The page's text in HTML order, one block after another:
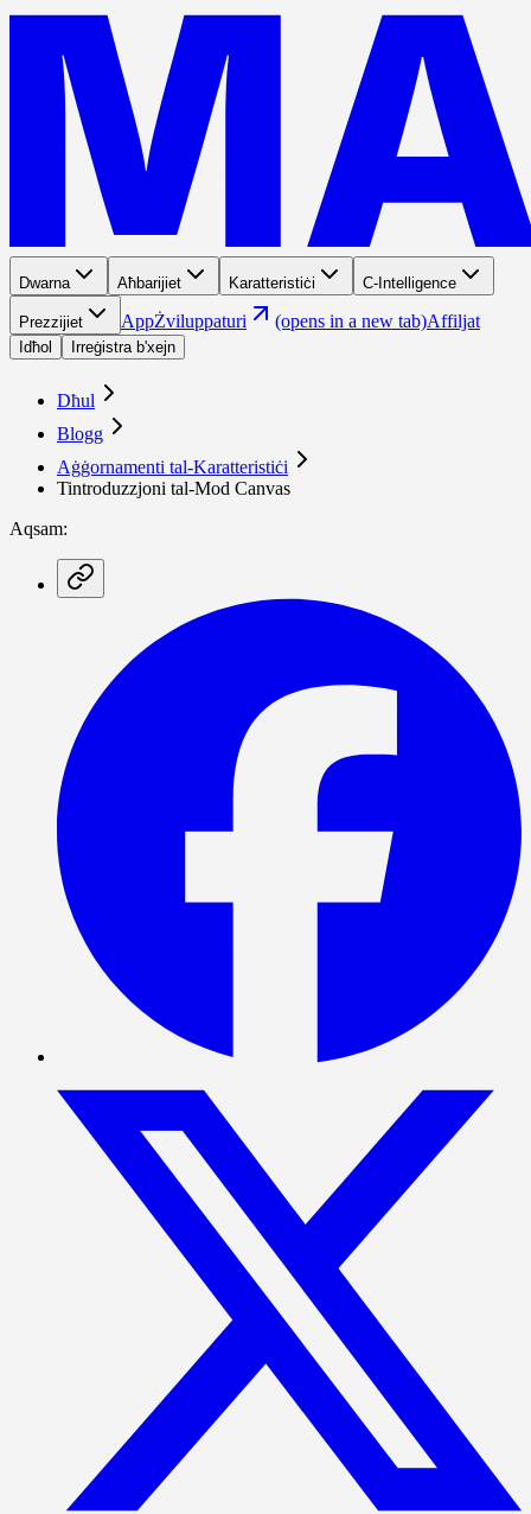
Dwarna Aħbarijiet Karatteristiċi C-Intelligence
Prezzijiet AppŻviluppaturi (opens in a new tab)Affiljat
Idħol Irreġistra b'xejn
Dħul
Blogg
Aġġornamenti tal-Karatteristiċi
Tintroduzzjoni tal-Mod Canvas
Aqsam: